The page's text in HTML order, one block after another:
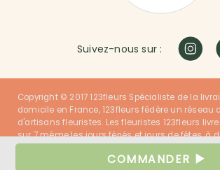
COMMANDER
Suivez-nous sur :
Copyright © 2017 123fleurs Spécialiste de la
domicile en France, 123fleurs fédère un réseau
d'artisans fleuristes. Les fleuristes 123fleurs
sur 7 même les jours fériés et jours de fêtes, à
nos clients sont satisfaits !